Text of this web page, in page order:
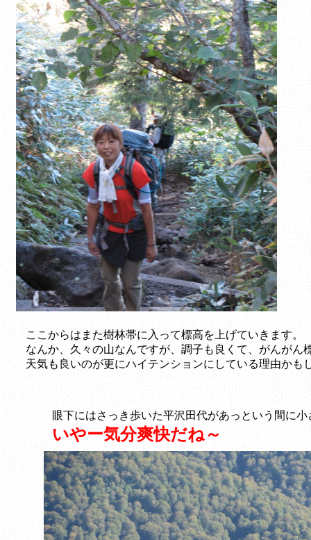
ここからはまた樹林帯に入って標高を上げていきます。
なんか、久々の山なんですが、調子も良くて、がんがん
天気も良いのが更にハイテンションにしている理由かも
眼下にはさっき歩いた平沢田代があっという間に
いやー気分爽快だね～